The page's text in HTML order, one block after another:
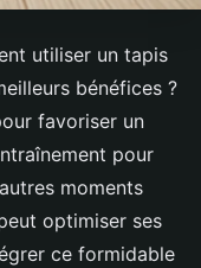
utiliser un tapis
bénéfices ?
favoriser un
pour
moments
optimiser ses
ce formidable